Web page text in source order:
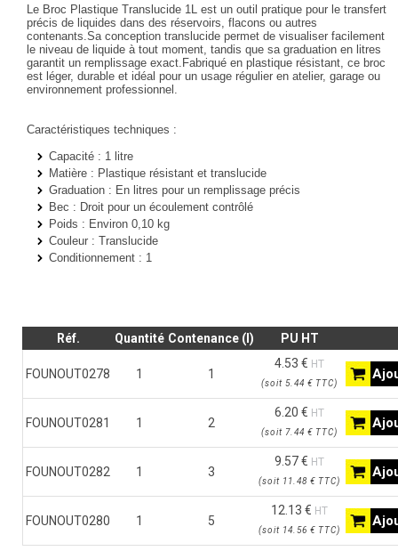
Le Broc Plastique Translucide 1L est un outil pratique pour le transfert
précis de liquides dans des réservoirs, flacons ou autres
contenants.Sa conception translucide permet de visualiser facilement
le niveau de liquide à tout moment, tandis que sa graduation en litres
garantit un remplissage exact.Fabriqué en plastique résistant, ce broc
est léger, durable et idéal pour un usage régulier en atelier, garage ou
environnement professionnel.
Caractéristiques techniques :
Capacité : 1 litre
Matière : Plastique résistant et translucide
Graduation : En litres pour un remplissage précis
Bec : Droit pour un écoulement contrôlé
Poids : Environ 0,10 kg
Couleur : Translucide
Conditionnement : 1
Réf. Quantité Contenance (l) PU HT
FOUNOUT0278 1 1
4.53 € HT
(soit 5.44 € TTC)
FOUNOUT0281 1 2
6.20 € HT
(soit 7.44 € TTC)
FOUNOUT0282 1 3
9.57 € HT
(soit 11.48 € TTC)
FOUNOUT0280 1 5
12.13 € HT
(soit 14.56 € TTC)